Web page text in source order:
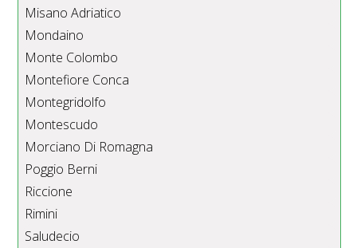
Misano Adriatico
Mondaino
Monte Colombo
Montefiore Conca
Montegridolfo
Montescudo
Morciano Di Romagna
Poggio Berni
Riccione
Rimini
Saludecio